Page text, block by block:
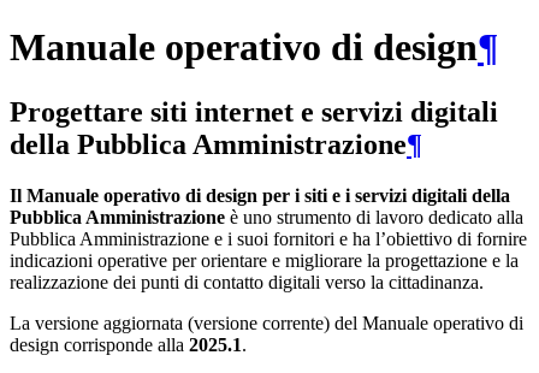
Manuale operativo di design¶
Progettare siti internet e servizi digitali
della Pubblica Amministrazione¶
Il Manuale operativo di design per i siti e i servizi digitali della
Pubblica Amministrazione è uno strumento di lavoro dedicato alla
Pubblica Amministrazione e i suoi fornitori e ha l’obiettivo di fornire
indicazioni operative per orientare e migliorare la progettazione e la
realizzazione dei punti di contatto digitali verso la cittadinanza.
La versione aggiornata (versione corrente) del Manuale operativo di
design corrisponde alla 2025.1.